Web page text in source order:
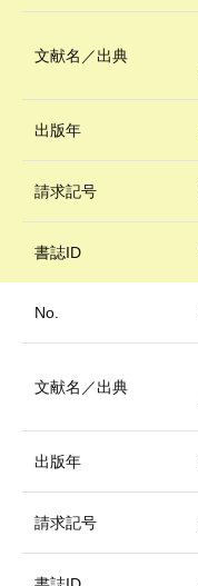
文献名／出典
出版年
請求記号
書誌ID
No.
文献名／出典
出版年
請求記号